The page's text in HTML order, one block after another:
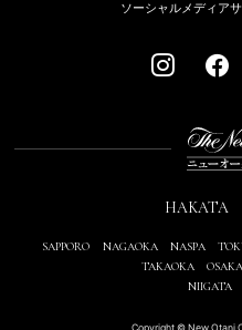
ソーシャルメディア
HAKATA
SAPPORO NAGAOKA NASPA
TAKAOKA
OSAKA
NIIGATA
Copyright © New Otani